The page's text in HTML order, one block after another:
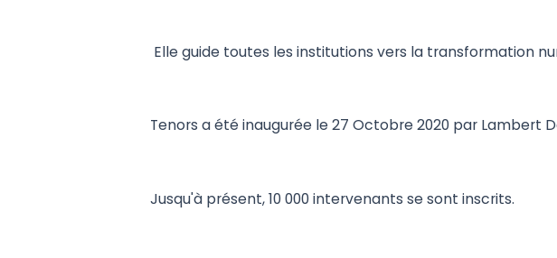
Elle guide toutes les institutions vers la transformation
Tenors a été inaugurée le 27 Octobre 2020 par Lambert
Jusqu'à présent, 10 000 intervenants se sont inscrits.